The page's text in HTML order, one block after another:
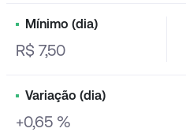
Mínimo (dia)
R$ 7,50
Variação (dia)
+0,65 %